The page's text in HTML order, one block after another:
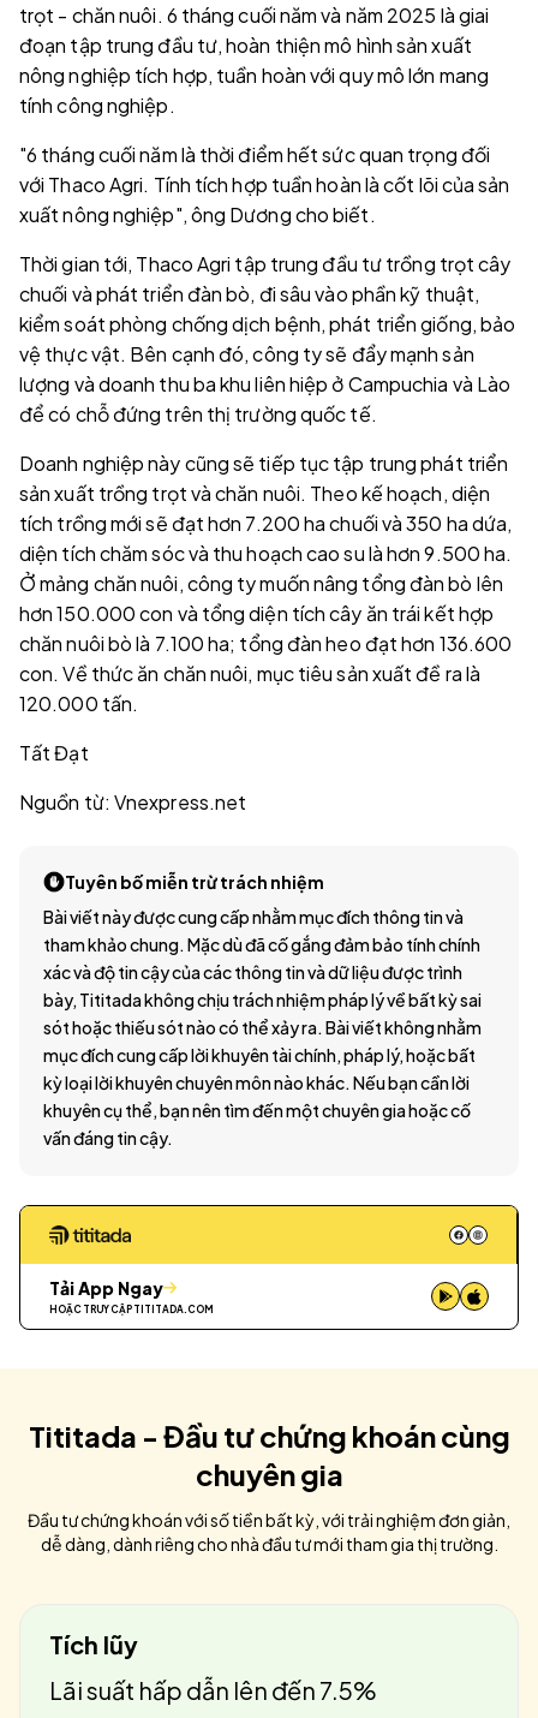
trọt - chăn nuôi. 6 tháng cuối năm và năm 2025 là giai
đoạn tập trung đầu tư, hoàn thiện mô hình sản xuất
nông nghiệp tích hợp, tuần hoàn với quy mô lớn mang
tính công nghiệp.
"6 tháng cuối năm là thời điểm hết sức quan trọng đối
với Thaco Agri. Tính tích hợp tuần hoàn là cốt lõi của sản
xuất nông nghiệp", ông Dương cho biết.
Thời gian tới, Thaco Agri tập trung đầu tư trồng trọt cây
chuối và phát triển đàn bò, đi sâu vào phần kỹ thuật,
kiểm soát phòng chống dịch bệnh, phát triển giống, bảo
vệ thực vật. Bên cạnh đó, công ty sẽ đẩy mạnh sản
lượng và doanh thu ba khu liên hiệp ở Campuchia và Lào
để có chỗ đứng trên thị trường quốc tế.
Doanh nghiệp này cũng sẽ tiếp tục tập trung phát triển
sản xuất trồng trọt và chăn nuôi. Theo kế hoạch, diện
tích trồng mới sẽ đạt hơn 7.200 ha chuối và 350 ha dứa,
diện tích chăm sóc và thu hoạch cao su là hơn 9.500 ha.
Ở mảng chăn nuôi, công ty muốn nâng tổng đàn bò lên
hơn 150.000 con và tổng diện tích cây ăn trái kết hợp
chăn nuôi bò là 7.100 ha; tổng đàn heo đạt hơn 136.600
con. Về thức ăn chăn nuôi, mục tiêu sản xuất đề ra là
120.000 tấn.
Tất Đạt
Nguồn từ: Vnexpress.net
Tuyên bố miễn trừ trách nhiệm
Bài viết này được cung cấp nhằm mục đích thông tin và
tham khảo chung. Mặc dù đã cố gắng đảm bảo tính chính
xác và độ tin cậy của các thông tin và dữ liệu được trình
bày, Tititada không chịu trách nhiệm pháp lý về bất kỳ sai
sót hoặc thiếu sót nào có thể xảy ra. Bài viết không nhằm
mục đích cung cấp lời khuyên tài chính, pháp lý, hoặc bất
kỳ loại lời khuyên chuyên môn nào khác. Nếu bạn cần lời
khuyên cụ thể, bạn nên tìm đến một chuyên gia hoặc cố
vấn đáng tin cậy.
Tải App Ngay
HOẶC TRUY CẬP TITITADA.COM
Tititada - Đầu tư chứng khoán cùng
chuyên gia
Đầu tư chứng khoán với số tiền bất kỳ, với trải nghiệm đơn giản,
dễ dàng, dành riêng cho nhà đầu tư mới tham gia thị trường.
Tích lũy
Lãi suất hấp dẫn lên đến 7.5%